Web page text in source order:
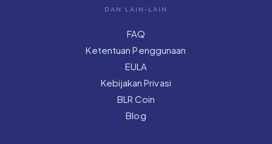
DAN LAIN-LAIN
FAQ
Ketentuan Penggunaan
EULA
Kebijakan Privasi
BLR Coin
Blog